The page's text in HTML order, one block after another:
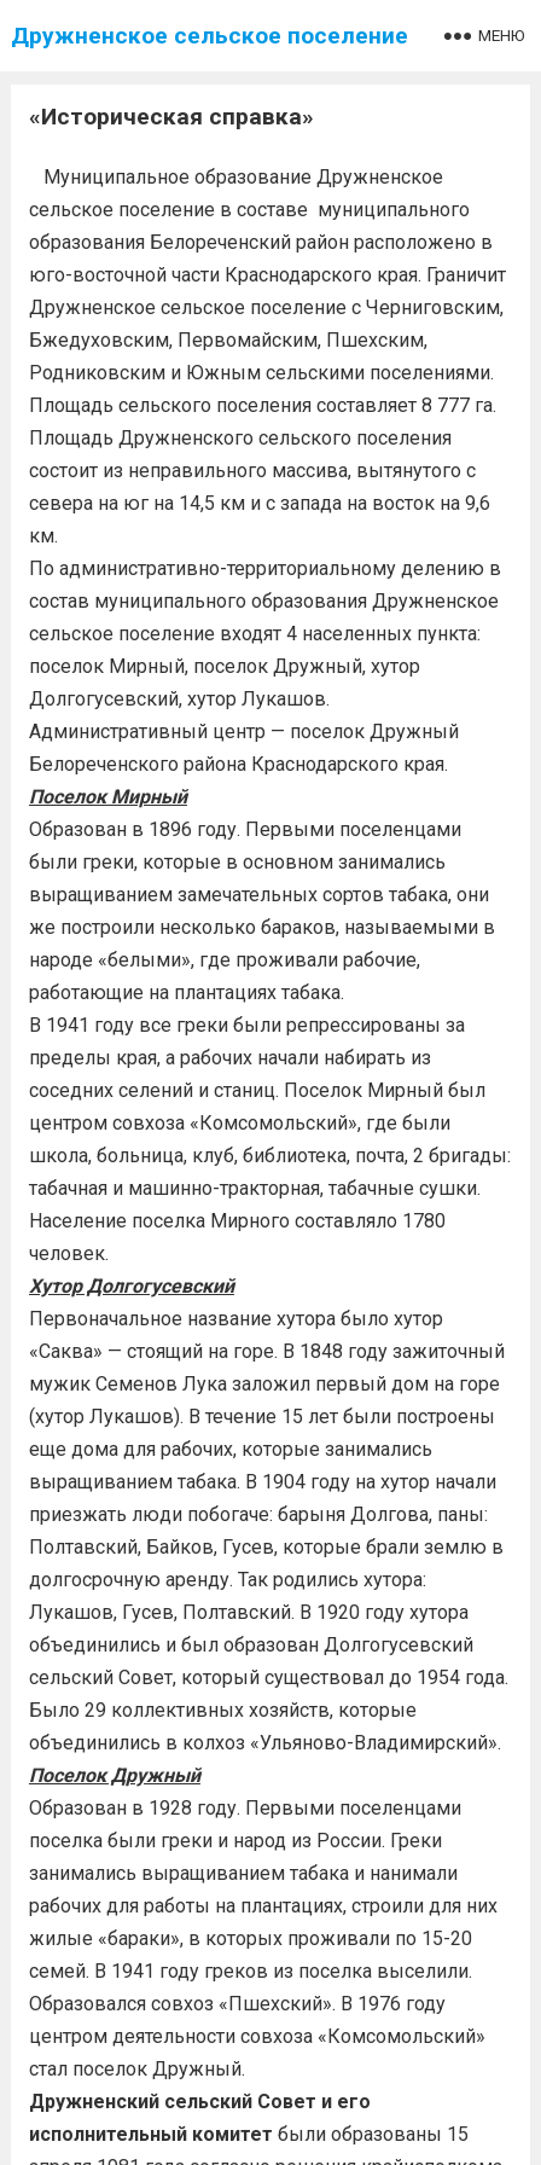
Дружненское сельское поселение МЕНЮ
«Историческая справка»
Муниципальное образование Дружненское
сельское поселение в составе муниципального
образования Белореченский район расположено в
юго-восточной части Краснодарского края. Граничит
Дружненское сельское поселение с Черниговским,
Бжедуховским, Первомайским, Пшехским,
Родниковским и Южным сельскими поселениями.
Площадь сельского поселения составляет 8 777 га.
Площадь Дружненского сельского поселения
состоит из неправильного массива, вытянутого с
севера на юг на 14,5 км и с запада на восток на 9,6
км.
По административно-территориальному делению в
состав муниципального образования Дружненское
сельское поселение входят 4 населенных пункта:
поселок Мирный, поселок Дружный, хутор
Долгогусевский, хутор Лукашов.
Административный центр — поселок Дружный
Белореченского района Краснодарского края.
Поселок Мирный
Образован в 1896 году. Первыми поселенцами
были греки, которые в основном занимались
выращиванием замечательных сортов табака, они
же построили несколько бараков, называемыми в
народе «белыми», где проживали рабочие,
работающие на плантациях табака.
В 1941 году все греки были репрессированы за
пределы края, а рабочих начали набирать из
соседних селений и станиц. Поселок Мирный был
центром совхоза «Комсомольский», где были
школа, больница, клуб, библиотека, почта, 2 бригады:
табачная и машинно-тракторная, табачные сушки.
Население поселка Мирного составляло 1780
человек.
Хутор Долгогусевский
Первоначальное название хутора было хутор
«Саква» — стоящий на горе. В 1848 году зажиточный
мужик Семенов Лука заложил первый дом на горе
(хутор Лукашов). В течение 15 лет были построены
еще дома для рабочих, которые занимались
выращиванием табака. В 1904 году на хутор начали
приезжать люди побогаче: барыня Долгова, паны:
Полтавский, Байков, Гусев, которые брали землю в
долгосрочную аренду. Так родились хутора:
Лукашов, Гусев, Полтавский. В 1920 году хутора
объединились и был образован Долгогусевский
сельский Совет, который существовал до 1954 года.
Было 29 коллективных хозяйств, которые
объединились в колхоз «Ульяново-Владимирский».
Поселок Дружный
Образован в 1928 году. Первыми поселенцами
поселка были греки и народ из России. Греки
занимались выращиванием табака и нанимали
рабочих для работы на плантациях, строили для них
жилые «бараки», в которых проживали по 15-20
семей. В 1941 году греков из поселка выселили.
Образовался совхоз «Пшехский». В 1976 году
центром деятельности совхоза «Комсомольский»
стал поселок Дружный.
Дружненский сельский Совет и его
исполнительный комитет были образованы 15